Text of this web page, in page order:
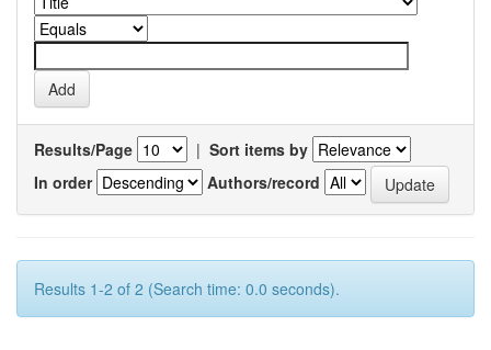
Results/Page | Sort items by
In order
Authors/record
Results 1-2 of 2 (Search time: 0.0 seconds).